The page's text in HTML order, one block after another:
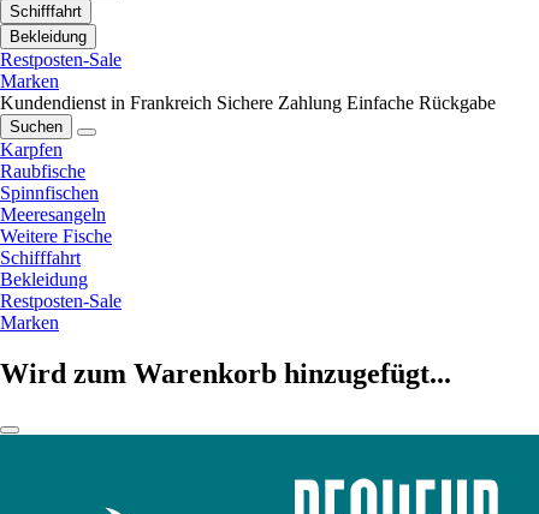
Schifffahrt
Bekleidung
Restposten-Sale
Marken
Kundendienst in Frankreich Sichere Zahlung Einfache Rückgabe
Suchen
Karpfen
Raubfische
Spinnfischen
Meeresangeln
Weitere Fische
Schifffahrt
Bekleidung
Restposten-Sale
Marken
Wird zum Warenkorb hinzugefügt...